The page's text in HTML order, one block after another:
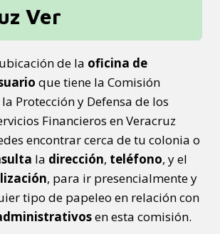
Ver
de la oficina de
que tiene la Comisión
Protección y Defensa de los
Financieros en Veracruz
encontrar cerca de tu colonia o
la dirección, teléfono, y el
, para ir presencialmente y
tipo de papeleo en relación con
en esta comisión.